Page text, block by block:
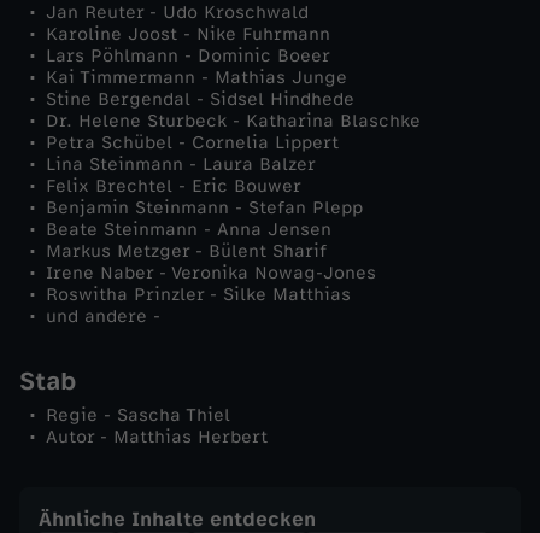
Jan Reuter - Udo Kroschwald
Karoline Joost - Nike Fuhrmann
Lars Pöhlmann - Dominic Boeer
Kai Timmermann - Mathias Junge
Stine Bergendal - Sidsel Hindhede
Dr. Helene Sturbeck - Katharina Blaschke
Petra Schübel - Cornelia Lippert
Lina Steinmann - Laura Balzer
Felix Brechtel - Eric Bouwer
Benjamin Steinmann - Stefan Plepp
Beate Steinmann - Anna Jensen
Markus Metzger - Bülent Sharif
Irene Naber - Veronika Nowag-Jones
Roswitha Prinzler - Silke Matthias
und andere -
Stab
Regie - Sascha Thiel
Autor - Matthias Herbert
Ähnliche Inhalte entdecken